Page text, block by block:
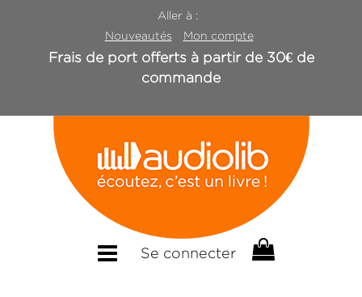
Aller à :
Nouveautés
Mon compte
Frais de port offerts à partir de 30€ de
commande
Se connecter